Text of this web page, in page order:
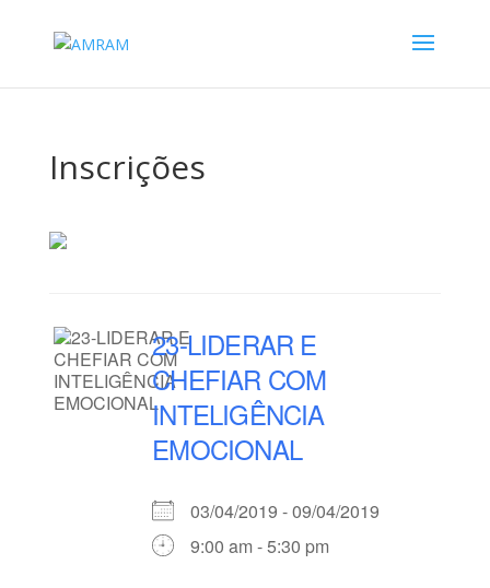
Inscrições
23-LIDERAR E
CHEFIAR COM
INTELIGÊNCIA
EMOCIONAL
03/04/2019 - 09/04/2019
9:00 am - 5:30 pm